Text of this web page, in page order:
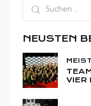
NEUSTEN
VIER